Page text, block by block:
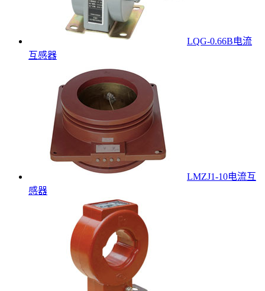
LQG-0.66B电流
互感器
LMZJ1-10电流互
感器